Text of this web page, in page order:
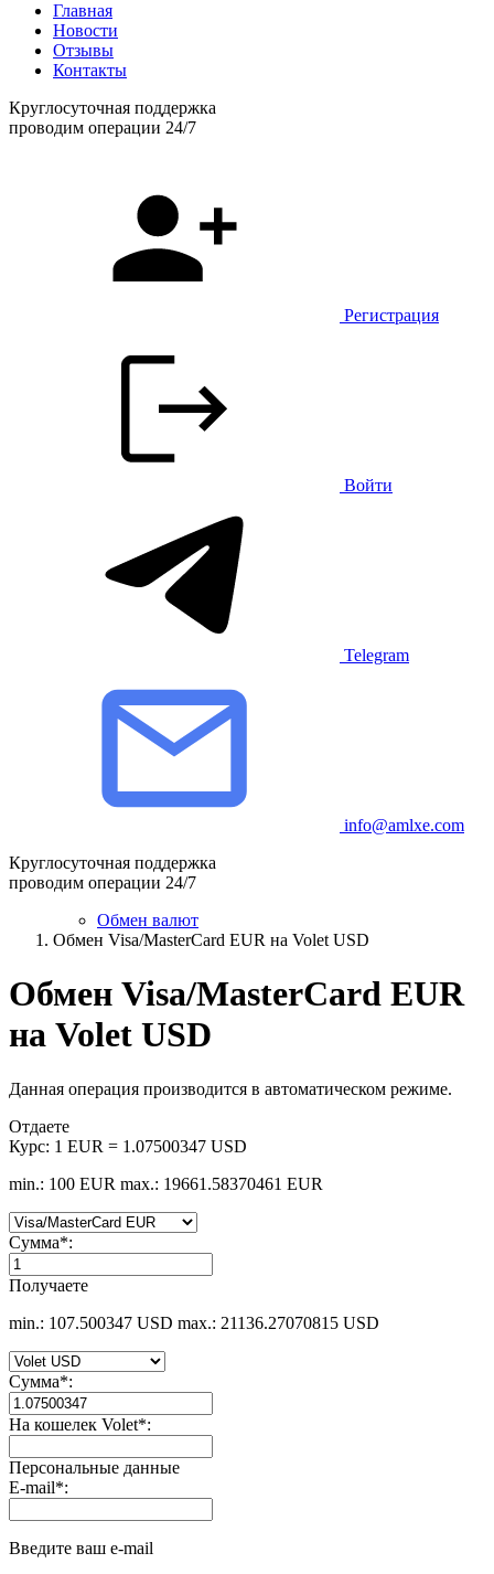
Главная
Новости
Отзывы
Контакты
Круглосуточная поддержка
проводим операции 24/7
Регистрация
Войти
Telegram
info@amlxe.com
Круглосуточная поддержка
проводим операции 24/7
Обмен валют
Обмен Visa/MasterCard EUR на Volet USD
Обмен Visa/MasterCard EUR
на Volet USD
Данная операция производится в автоматическом режиме.
Отдаете
Курс: 1 EUR = 1.07500347 USD
min.: 100 EUR max.: 19661.58370461 EUR
Сумма*:
Получаете
min.: 107.500347 USD max.: 21136.27070815 USD
Сумма*:
На кошелек Volet*:
Персональные данные
E-mail*:
Введите ваш e-mail